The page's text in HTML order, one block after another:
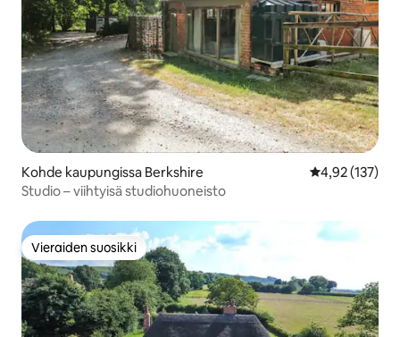
Kohde kaupungissa Berkshire
4,92 (137)
Studio – viihtyisä studiohuoneisto
Vieraiden suosikki
Vieraiden suosikki